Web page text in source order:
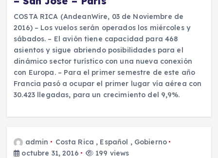
COSTA RICA (AndeanWire, 03 de Noviembre de
2016) – Los vuelos serán operados los miércoles y
sábados. – El avión tiene capacidad para 468
asientos y sigue abriendo posibilidades para el
dinámico sector turístico con una nueva conexión
con Europa. – Para el primer semestre de este año
Francia pasó a ocupar el primer lugar vía aérea con
30.423 llegadas, para un crecimiento del 9,9%.
admin Costa Rica , Español , Gobierno
octubre 31, 2016
199 views